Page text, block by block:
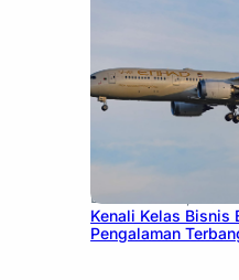
December 27, 2024
Kenali Kelas Bisnis
Pengalaman